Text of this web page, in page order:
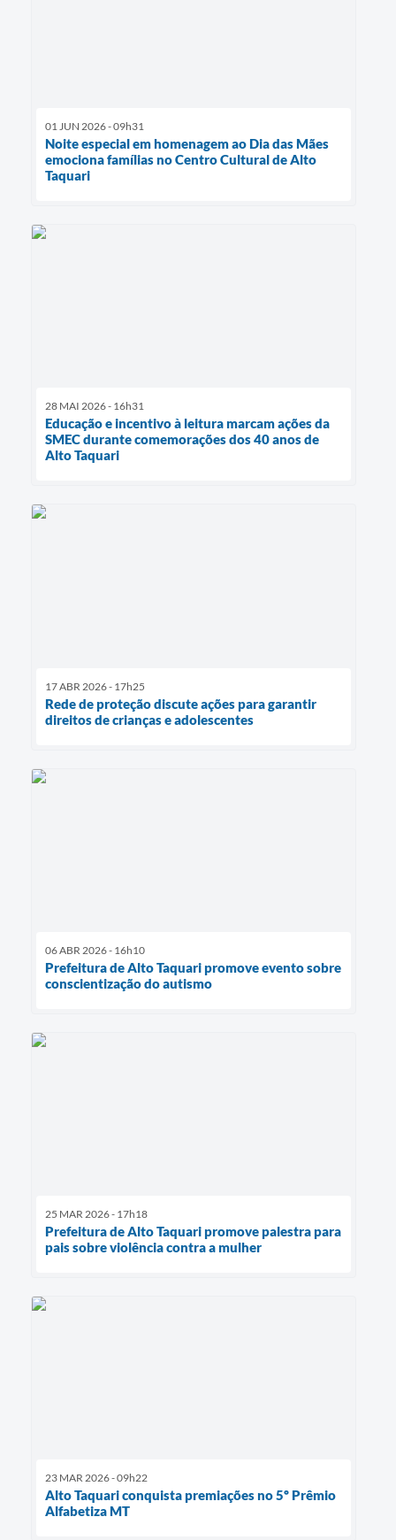
01 JUN 2026 - 09h31
Noite especial em homenagem ao Dia das Mães
emociona famílias no Centro Cultural de Alto
Taquari
28 MAI 2026 - 16h31
Educação e incentivo à leitura marcam ações da
SMEC durante comemorações dos 40 anos de
Alto Taquari
17 ABR 2026 - 17h25
Rede de proteção discute ações para garantir
direitos de crianças e adolescentes
06 ABR 2026 - 16h10
Prefeitura de Alto Taquari promove evento sobre
conscientização do autismo
25 MAR 2026 - 17h18
Prefeitura de Alto Taquari promove palestra para
pais sobre violência contra a mulher
23 MAR 2026 - 09h22
Alto Taquari conquista premiações no 5º Prêmio
Alfabetiza MT